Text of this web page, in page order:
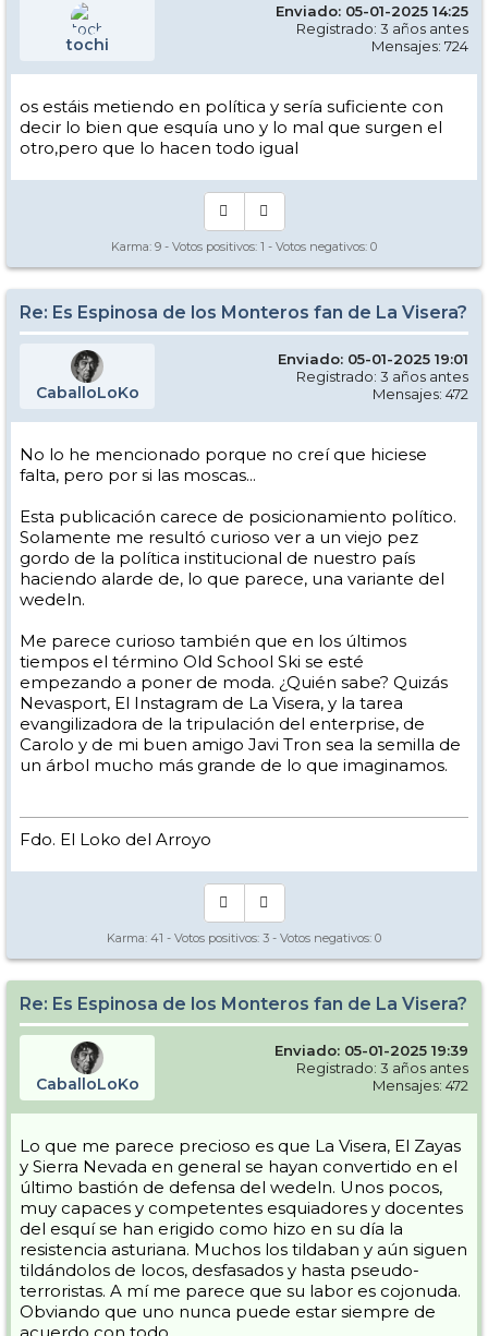
tochi
Enviado: 05-01-2025 14:25
Registrado: 3 años antes
Mensajes: 724
os estáis metiendo en política y sería suficiente con
decir lo bien que esquía uno y lo mal que surgen el
otro,pero que lo hacen todo igual
Karma: 9 - Votos positivos: 1 - Votos negativos: 0
Re: Es Espinosa de los Monteros fan de La Visera?
CaballoLoKo
Enviado: 05-01-2025 19:01
Registrado: 3 años antes
Mensajes: 472
No lo he mencionado porque no creí que hiciese
falta, pero por si las moscas...
Esta publicación carece de posicionamiento político.
Solamente me resultó curioso ver a un viejo pez
gordo de la política institucional de nuestro país
haciendo alarde de, lo que parece, una variante del
wedeln.
Me parece curioso también que en los últimos
tiempos el término Old School Ski se esté
empezando a poner de moda. ¿Quién sabe? Quizás
Nevasport, El Instagram de La Visera, y la tarea
evangilizadora de la tripulación del enterprise, de
Carolo y de mi buen amigo Javi Tron sea la semilla de
un árbol mucho más grande de lo que imaginamos.
Fdo. El Loko del Arroyo
Karma: 41 - Votos positivos: 3 - Votos negativos: 0
Re: Es Espinosa de los Monteros fan de La Visera?
CaballoLoKo
Enviado: 05-01-2025 19:39
Registrado: 3 años antes
Mensajes: 472
Lo que me parece precioso es que La Visera, El Zayas
y Sierra Nevada en general se hayan convertido en el
último bastión de defensa del wedeln. Unos pocos,
muy capaces y competentes esquiadores y docentes
del esquí se han erigido como hizo en su día la
resistencia asturiana. Muchos los tildaban y aún siguen
tildándolos de locos, desfasados y hasta pseudo-
terroristas. A mí me parece que su labor es cojonuda.
Obviando que uno nunca puede estar siempre de
acuerdo con todo...